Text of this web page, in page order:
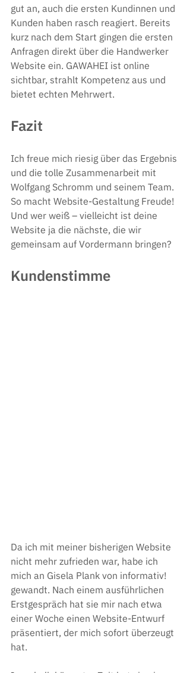
gut an, auch die ersten Kundinnen und
Kunden haben rasch reagiert. Bereits
kurz nach dem Start gingen die ersten
Anfragen direkt über die Handwerker
Website ein. GAWAHEI ist online
sichtbar, strahlt Kompetenz aus und
bietet echten Mehrwert.
Fazit
Ich freue mich riesig über das Ergebnis
und die tolle Zusammenarbeit mit
Wolfgang Schromm und seinem Team.
So macht Website-Gestaltung Freude!
Und wer weiß – vielleicht ist deine
Website ja die nächste, die wir
gemeinsam auf Vordermann bringen?
Kundenstimme
Da ich mit meiner bisherigen Website
nicht mehr zufrieden war, habe ich
mich an Gisela Plank von informativ!
gewandt. Nach einem ausführlichen
Erstgespräch hat sie mir nach etwa
einer Woche einen Website-Entwurf
präsentiert, der mich sofort überzeugt
hat.